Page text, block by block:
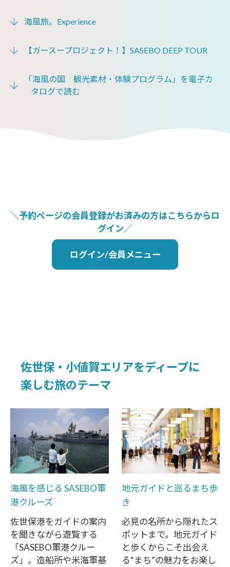
海風旅。Experience
【ガースープロジェクト！】SASEBO DEEP TOUR
「海風の国 観光素材・体験プログラム」を電子カ
タログで読む
＼予約ページの会員登録がお済みの方はこちらからロ
グイン／
ログイン/会員メニュー
佐世保・小値賀エリアをディープに
楽しむ旅のテーマ
海風を感じる SASEBO軍
港クルーズ
佐世保港をガイドの案内
を聞きながら遊覧する
「SASEBO軍港クルー
ズ」。造船所や米海軍基
地元ガイドと巡るまち歩
き
必見の名所から隠れたス
ポットまで。地元ガイド
と歩くからこそ出会え
る“まち”の魅力をお楽し